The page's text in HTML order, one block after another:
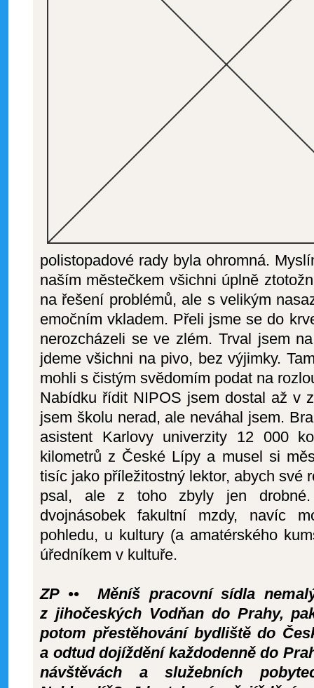
polistopadové rady byla ohromná.
naším městečkem všichni úplně
na řešení problémů, ale s velikým
emočním vkladem. Přeli jsme se do
nerozcházeli se ve zlém. Trval jsem
jdeme všichni na pivo, bez výjimky.
mohli s čistým svědomím podat na
Nabídku řídit NIPOS jsem dostal až v
jsem školu nerad, ale neváhal jsem.
asistent Karlovy univerzity 12 000
kilometrů z České Lípy a musel si
tisíc jako příležitostný lektor, abych své
psal, ale z toho zbyly jen
dvojnásobek fakultní mzdy, navíc
pohledu, u kultury (a amatérského
úředníkem v kultuře.
ZP •• Měníš pracovní sídla
z jihočeských Vodňan do Prahy,
potom přestěhování bydliště do
a odtud dojíždění každodenně do
návštěvách a služebních